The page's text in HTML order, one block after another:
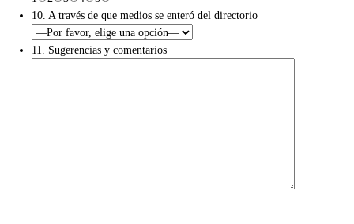
10. A través de que medios se enteró del directorio
11. Sugerencias y comentarios